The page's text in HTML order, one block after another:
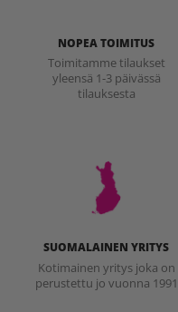
NOPEA TOIMITUS
Toimitamme tilaukset
yleensä 1-3 päivässä
tilauksesta
SUOMALAINEN YRITYS
Kotimainen yritys joka on
perustettu jo vuonna 1991